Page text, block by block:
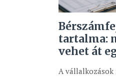
tartalma:
vehet át
A vállalkozások